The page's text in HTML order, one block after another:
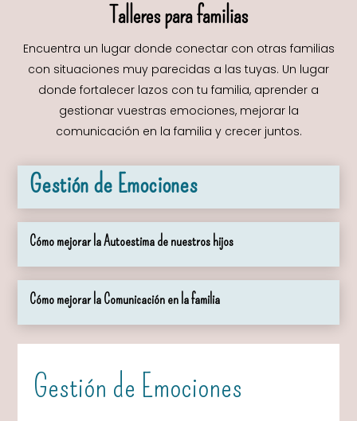
Talleres para familias
Encuentra un lugar donde conectar con otras familias
con situaciones muy parecidas a las tuyas. Un lugar
donde fortalecer lazos con tu familia, aprender a
gestionar vuestras emociones, mejorar la
comunicación en la familia y crecer juntos.
Gestión de Emociones
Cómo mejorar la Autoestima de nuestros hijos
Cómo mejorar la Comunicación en la familia
Gestión de Emociones